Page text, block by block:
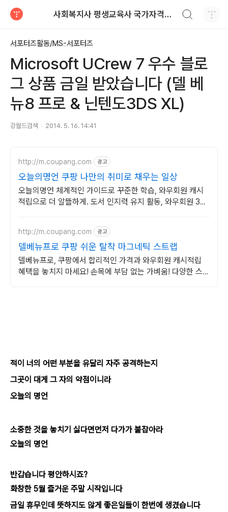
사회복지사 평생교육사 국가자격증 레포트 자료
서포터즈활동/MS-서포터즈
Microsoft UCrew 7 우수 블로
그 상품 금일 받았습니다 (델 베
뉴8 프로 & 닌텐도3DS XL)
강월드검색 2014. 5. 16. 14:41
http://m.coupang.com 광고
오늘의명언 쿠팡 나만의 취미로 채우는 일상
오늘의명언 체계적인 가이드로 꾸준한 학습, 와우회원 캐시
적립으로 더 알뜰하게. 도서 인지력 유지 활동, 와우회원 30
http://m.coupang.com 광고
델베뉴프로 쿠팡 쉬운 탈착 마그네틱 스트랩
델베뉴프로, 쿠팡에서 합리적인 가격과 와우회원 캐시적립
혜택을 놓치지 마세요! 손목에 부담 없는 가벼움! 다양한 스트
적이 너의 어떤 부분을 유달리 자주 공격하는지
그곳이 대게 그 자의 약점이니라
오늘의 명언
소중한 것을 놓치기 싫다면먼저 다가가 붙잡아라
오늘의 명언
반갑습니다 평안하시죠?
화창한 5월 즐거운 주말 시작입니다
금일 휴무인데 뜻하지도 않게 좋은일들이 한번에 생겼습니다